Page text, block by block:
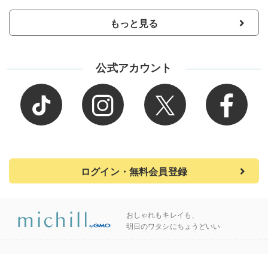
もっと見る
公式アカウント
ログイン・無料会員登録
おしゃれもキレイも、
明日のワタシにちょうどいい